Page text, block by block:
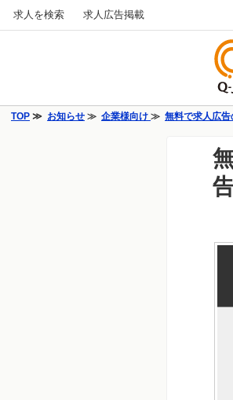
求人を検索 求人広告掲載
し
ト
TOP お知らせ 企業様向け 無料で求人広告